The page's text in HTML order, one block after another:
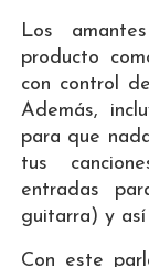
Los
producto
con control
Además,
para que
tus
entradas
guitarra) y así
Con este